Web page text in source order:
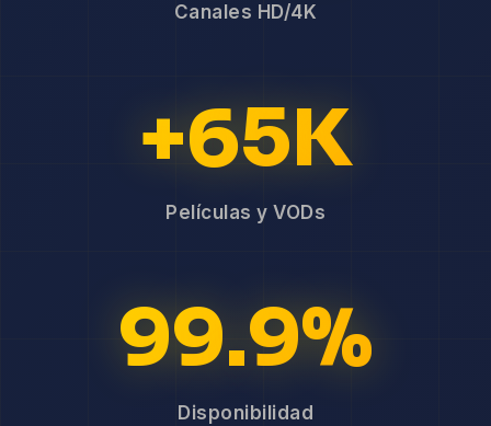
Canales HD/4K
+65K
Películas y VODs
99.9%
Disponibilidad